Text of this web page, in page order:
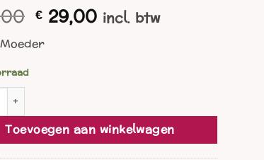
Oorspronkelijke
prijs
was:
€ 29,00Huidige
prijs
incl. btw
aantal
Toevoegen aan winkelwagen